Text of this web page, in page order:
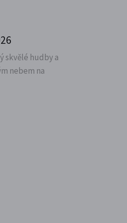
skvělé hudby a
nebem na